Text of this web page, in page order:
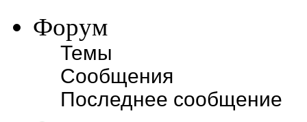
Форум
Темы
Сообщения
Последнее сообщение